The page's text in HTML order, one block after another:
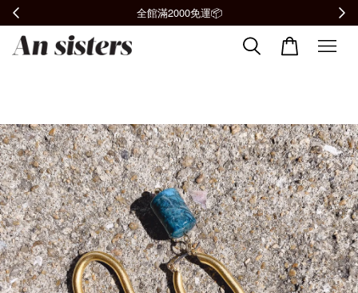
全館滿2000免運📦